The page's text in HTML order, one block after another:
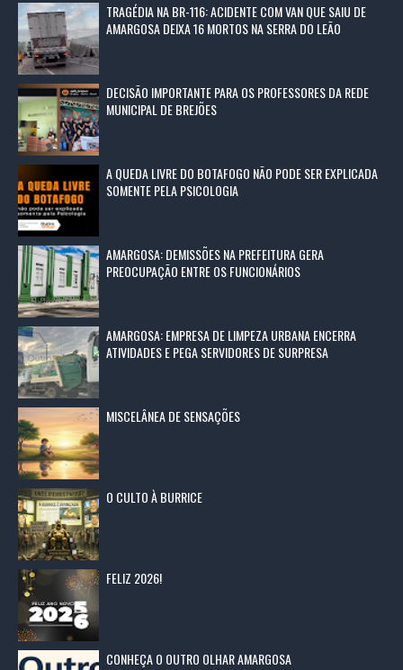
TRAGÉDIA NA BR-116: ACIDENTE COM VAN QUE SAIU DE
AMARGOSA DEIXA 16 MORTOS NA SERRA DO LEÃO
DECISÃO IMPORTANTE PARA OS PROFESSORES DA REDE
MUNICIPAL DE BREJÕES
A QUEDA LIVRE DO BOTAFOGO NÃO PODE SER EXPLICADA
SOMENTE PELA PSICOLOGIA
AMARGOSA: DEMISSÕES NA PREFEITURA GERA
PREOCUPAÇÃO ENTRE OS FUNCIONÁRIOS
AMARGOSA: EMPRESA DE LIMPEZA URBANA ENCERRA
ATIVIDADES E PEGA SERVIDORES DE SURPRESA
MISCELÂNEA DE SENSAÇÕES
O CULTO À BURRICE
FELIZ 2026!
CONHEÇA O OUTRO OLHAR AMARGOSA